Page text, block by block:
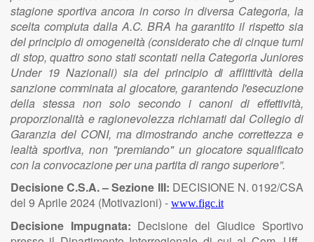
stagione sportiva ancora in corso in diversa Categoria,la
scelta compiuta dallaA.C.BRA hagarantito il rispetto sia
del principiodi omogeneità (considerato chedi cinque turni
di stop, quattro sono stati scontati nella Categoria Juniores
Under 19Nazionali) siadelprincipio di afflittività della
sanzione comminataal giocatore, garantendo l'esecuzione
della stessa non solo secondo i canoni di effettività,
proporzionalità e ragionevolezza richiamati dal Collegiodi
Garanzia del CONI, ma dimostrando anche correttezza e
lealtà sportiva, non "premiando"un giocatore squalificato
conlaconvocazioneperunapartitadi rango superiore”.
Decisione C.S.A. – Sezione III: DECISIONE N. 0192/CSA
del 9 Aprile 2024 (Motivazioni) - www.figc.it
Decisione Impugnata: Decisione del Giudice Sportivo